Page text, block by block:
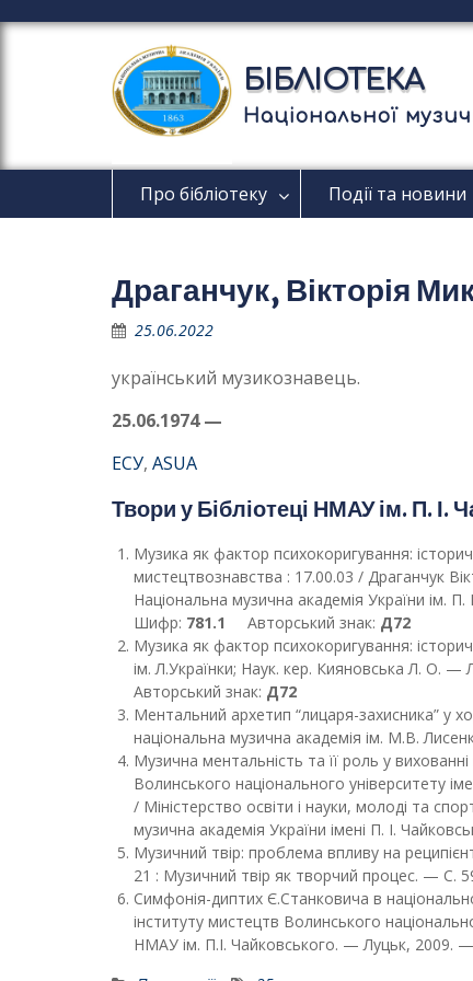
е
д
в
БІБЛІОТЕКА
Національної
Про бібліотеку Події та новини
Драганчук, Вікторія
25.06.2022
український музикознавець.
25.06.1974 —
ЕСУ, ASUA
Твори у Бібліотеці НМАУ ім. П. І.
Музика як фактор психокоригування:
мистецтвознавства : 17.00.03 / Драганчук
Національна музична академія України ім.
Шифр: 781.1 Авторський знак: Д72
Музика як фактор психокоригування:
ім. Л.Українки; Наук. кер. Кияновська Л. О. —
Авторський знак: Д72
Ментальний архетип “лицаря-захисника” у
національна музична академія ім. М.В.
Музична ментальність та її роль у
Волинського національного університету
/ Міністерство освіти і науки, молоді та
музична академія України імені П. І.
Музичний твір: проблема впливу на
21 : Музичний твір як творчий процес. — С.
Симфонія-диптих Є.Станковича в
інституту мистецтв Волинського
НМАУ ім. П.І. Чайковського. — Луцьк, 2009.